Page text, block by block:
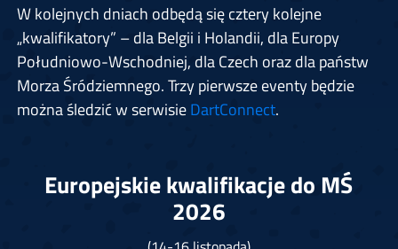
W kolejnych dniach odbędą się cztery kolejne
„kwalifikatory” – dla Belgii i Holandii, dla Europy
Południowo-Wschodniej, dla Czech oraz dla państw
Morza Śródziemnego. Trzy pierwsze eventy będzie
można śledzić w serwisieDartConnect.
Europejskie kwalifikacje do MŚ
2026